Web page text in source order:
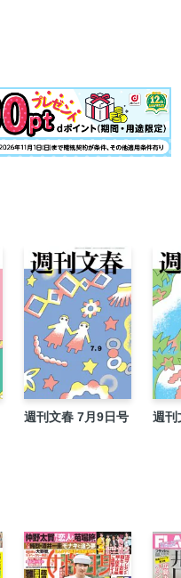
二
ウ
みね子
努
村山由佳
家喬太郎
うらじゅん
ス宮司愛海は“海外逃亡”
莉の“甘噛み夫婦喧嘩”
週刊文春 7月9日号 週刊